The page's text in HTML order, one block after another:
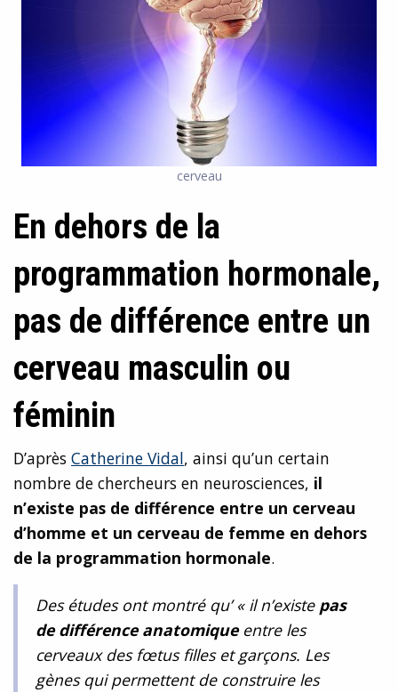
cerveau
En dehors de la
programmation hormonale,
pas de différence entre un
cerveau masculin ou
féminin
D’après Catherine Vidal, ainsi qu’un certain
nombre de chercheurs en neurosciences, il
n’existe pas de différence entre un cerveau
d’homme et un cerveau de femme en dehors
de la programmation hormonale.
Des études ont montré qu’ «il n’existe pas
de différence anatomiqueentre les
cerveaux des fœtus filles et garçons. Les
gènes qui permettent de construire les